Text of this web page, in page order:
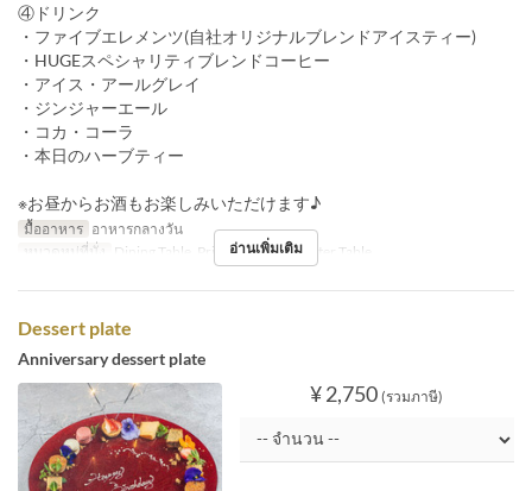
④ドリンク
・ファイブエレメンツ(自社オリジナルブレンドアイスティー)
・HUGEスペシャリティブレンドコーヒー
・アイス・アールグレイ
・ジンジャーエール
・コカ・コーラ
・本日のハーブティー
※お昼からお酒もお楽しみいただけます♪
มื้ออาหาร อาหารกลางวัน
หมวดหมู่ที่นั่ง
Dining Table, Private room, Counter Table
อ่านเพิ่มเติม
Dessert plate
Anniversary dessert plate
¥ 2,750 (รวมภาษี)